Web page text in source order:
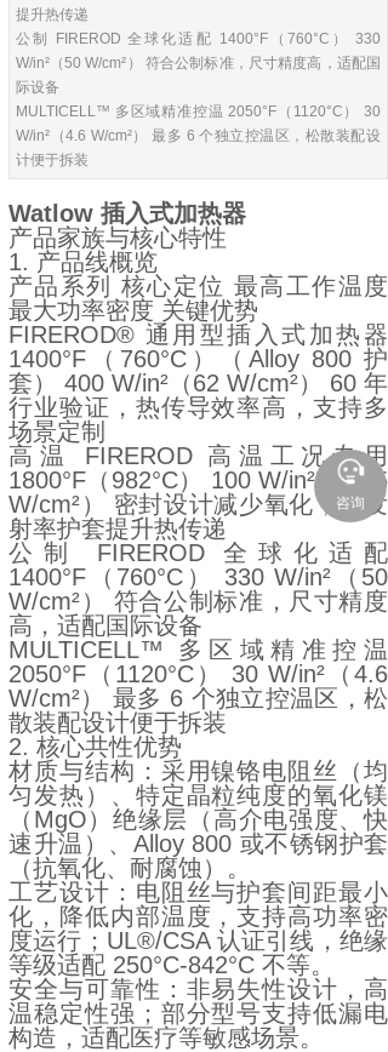
提升热传递
公制 FIREROD 全球化适配 1400°F（760°C） 330
W/in²（50 W/cm²） 符合公制标准，尺寸精度高，适配国
际设备
MULTICELL™ 多区域精准控温 2050°F（1120°C） 30
W/in²（4.6 W/cm²） 最多 6 个独立控温区，松散装配设
计便于拆装
Watlow 插入式加热器
产品家族与核心特性
1. 产品线概览
产品系列 核心定位 最高工作温度
最大功率密度 关键优势
FIREROD® 通用型插入式加热器
1400°F（760°C）（Alloy 800 护
套） 400 W/in²（62 W/cm²） 60 年
行业验证，热传导效率高，支持多
场景定制
高温 FIREROD 高温工况专用
1800°F（982°C） 100 W/in²（15.5
W/cm²） 密封设计减少氧化，高发
射率护套提升热传递
公制 FIREROD 全球化适配
1400°F（760°C） 330 W/in²（50
W/cm²） 符合公制标准，尺寸精度
高，适配国际设备
MULTICELL™ 多区域精准控温
2050°F（1120°C） 30 W/in²（4.6
W/cm²） 最多 6 个独立控温区，松
散装配设计便于拆装
2. 核心共性优势
材质与结构：采用镍铬电阻丝（均
匀发热）、特定晶粒纯度的氧化镁
（MgO）绝缘层（高介电强度、快
速升温）、Alloy 800 或不锈钢护套
（抗氧化、耐腐蚀）。
工艺设计：电阻丝与护套间距最小
化，降低内部温度，支持高功率密
度运行；UL®/CSA 认证引线，绝缘
等级适配 250°C-842°C 不等。
安全与可靠性：非易失性设计，高
温稳定性强；部分型号支持低漏电
构造，适配医疗等敏感场景。
咨询